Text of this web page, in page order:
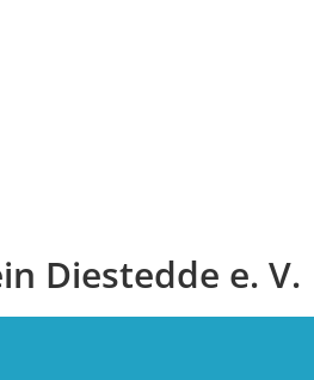
Diestedde e. V.